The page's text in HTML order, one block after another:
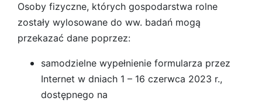
Osoby fizyczne, których gospodarstwa rolne
zostały wylosowane do ww. badań mogą
przekazać dane poprzez:
samodzielne wypełnienie formularza przez
Internet w dniach 1 – 16 czerwca 2023 r.,
dostępnego na